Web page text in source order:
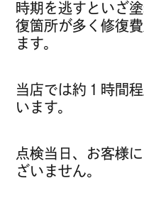
時期を逃すといざ
復箇所が多く修復
ます。
当店では約１時間
います。
点検当日、お客様
ざいません。